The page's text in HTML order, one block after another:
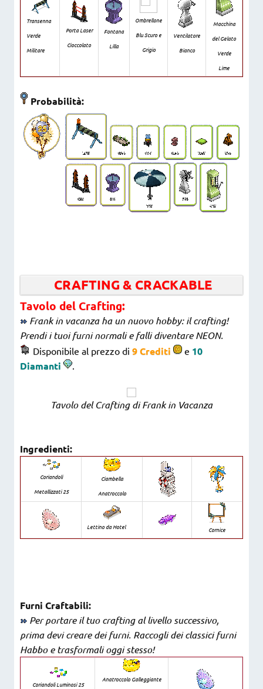
Transenna
Verde
Militare
Porta Laser
Cioccolato
Fontana
Lilla
Ombrellone
Blu Scuro e
Grigio
Ventilatore
Bianco
Macchina
del Gelato
Verde
Lime
Probabilità:
CRAFTING & CRACKABLE
Tavolo del Crafting:
Frank in vacanza ha un nuovo hobby: il crafting!
Prendi i tuoi furni normali e falli diventare NEON.
Disponibile al prezzo di 9 Crediti e 10
Diamanti
.
Tavolo del Crafting di Frank in Vacanza
Ingredienti:
Coriandoli
Metallizzati 25
Ciambella
Anatroccolo
Lettino da Hotel Cornice
Furni Craftabili:
Per portare il tuo crafting al livello successivo,
prima devi creare dei furni. Raccogli dei classici furni
Habbo e trasformali oggi stesso!
Coriandoli Luminosi 25
Anatroccolo Galleggiante